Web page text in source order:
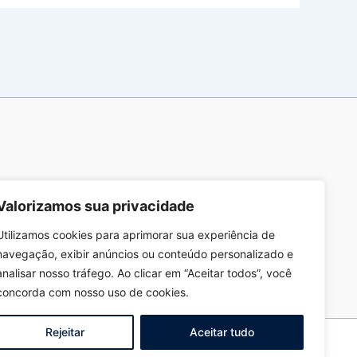
sua privacidade
cookies para aprimorar sua experiência de
exibir anúncios ou conteúdo personalizado e
nosso tráfego. Ao clicar em “Aceitar todos”, você
com nosso uso de cookies.
Rejeitar Aceitar tudo